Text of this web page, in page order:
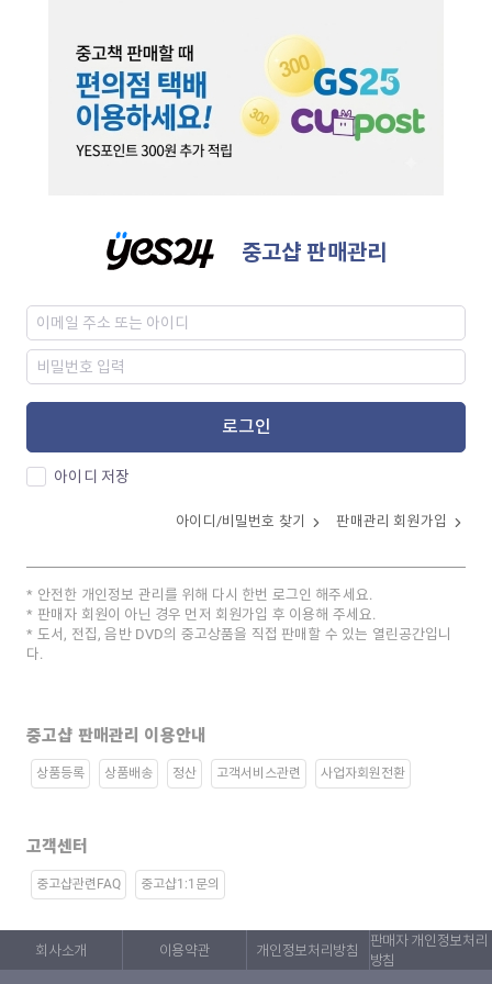
중고샵 판매관리
로그인
아이디 저장
아이디/비밀번호 찾기 판매관리 회원가입
안전한 개인정보 관리를 위해 다시 한번 로그인 해주세요.
판매자 회원이 아닌 경우 먼저 회원가입 후 이용해 주세요.
도서, 전집, 음반 DVD의 중고상품을 직접 판매할 수 있는 열린공간입니
다.
중고샵 판매관리 이용안내
상품등록 상품배송 정산 고객서비스관련 사업자회원전환
고객센터
중고샵관련FAQ 중고샵1:1문의
회사소개 이용약관 개인정보처리방침
판매자 개인정보처리
방침